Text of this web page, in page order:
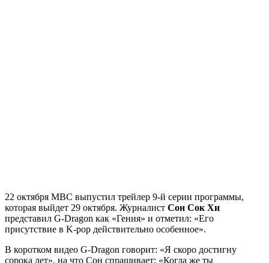
22 октября MBC выпустил трейлер 9-й серии программы,
которая выйдет 29 октября. Журналист Сон Сок Хи
представил G-Dragon как «Гения» и отметил: «Его
присутствие в K-pop действительно особенное».
В коротком видео G-Dragon говорит: «Я скоро достигну
сорока лет», на что Сон спрашивает: «Когда же ты